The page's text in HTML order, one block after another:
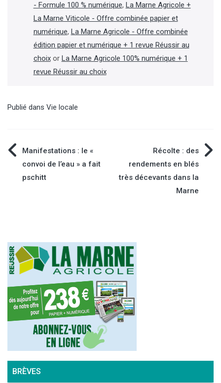
- Formule 100 % numérique, La Marne Agricole +
La Marne Viticole - Offre combinée papier et
numérique, La Marne Agricole - Offre combinée
édition papier et numérique + 1 revue Réussir au
choixor La Marne Agricole 100% numérique + 1
revue Réussir au choix
Publié dans Vie locale
Navigation
de
Manifestations : le «
convoi de l’eau » a fait
pschitt
Récolte : des
rendements en blés
très décevants dans la
Marne
BRÈVES